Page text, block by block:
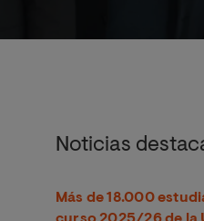
con Tutea
Noticias
Más de 18.000